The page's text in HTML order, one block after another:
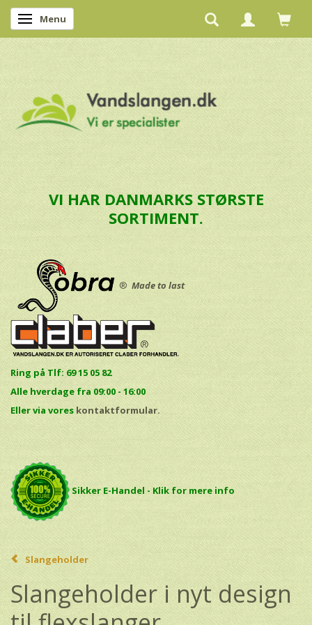
Skifte navigation
Menu
VI HAR DANMARKS STØRSTE
SORTIMENT.
® Made to last
Ring på Tlf: 69 15 05 82
Alle hverdage fra 09:00 - 16:00
Eller via vores kontaktformular.
Sikker E-Handel - Klik for mere info
Slangeholder
Slangeholder i nyt design